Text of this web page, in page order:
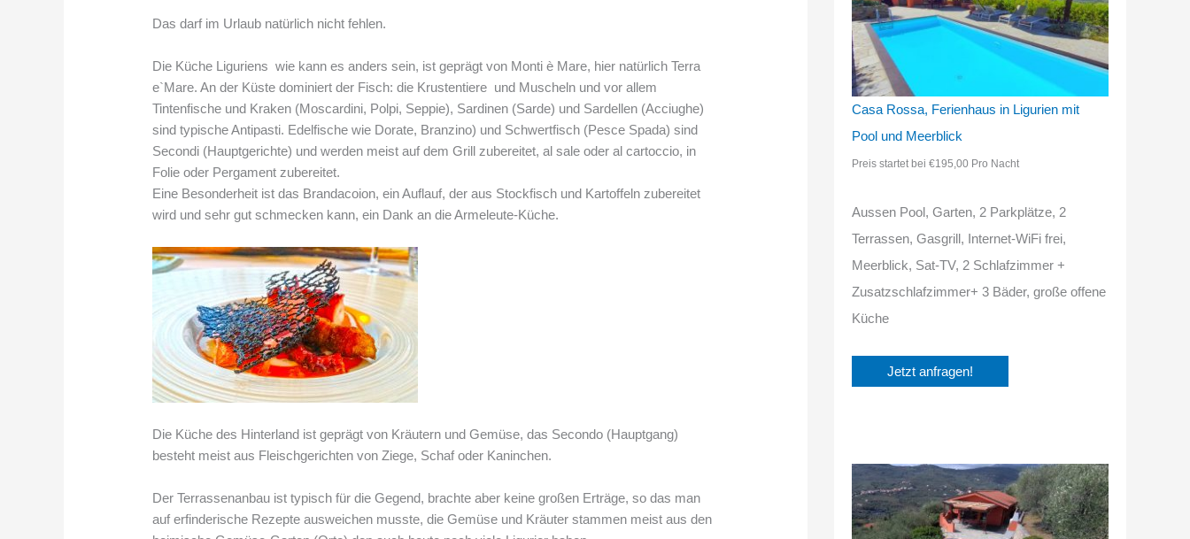
Das darf im Urlaub natürlich nicht fehlen.
Die Küche Liguriens wie kann es anders sein, ist geprägt von Monti è Mare, hier natürlich Terra
e`Mare. An der Küste dominiert der Fisch: die Krustentiere und Muscheln und vor allem
Tintenfische und Kraken (Moscardini, Polpi, Seppie), Sardinen (Sarde) und Sardellen (Acciughe)
sind typische Antipasti. Edelfische wie Dorate, Branzino) und Schwertfisch (Pesce Spada)sind
Secondi (Hauptgerichte) und werden meist auf dem Grill zubereitet, al sale oder al cartoccio, in
Folie oder Pergament zubereitet.
Eine Besonderheit ist das Brandacoion, ein Auflauf, der aus Stockfisch und Kartoffeln zubereitet
wird und sehr gut schmecken kann, ein Dank an die Armeleute-Küche.
Die Küche des Hinterland ist geprägt von Kräutern und Gemüse, das Secondo (Hauptgang)
besteht meist aus Fleischgerichten von Ziege, Schaf oder Kaninchen.
Der Terrassenanbau ist typisch für die Gegend, brachte aber keine großen Erträge, so das man
auf erfinderische Rezepte ausweichen musste, die Gemüse und Kräuter stammen meist aus den
Casa Rossa, Ferienhaus in Ligurien mit
Pool und Meerblick
Preis startet bei €195,00 Pro Nacht
Aussen Pool, Garten, 2 Parkplätze, 2
Terrassen, Gasgrill, Internet-WiFi frei,
Meerblick, Sat-TV, 2 Schlafzimmer +
Zusatzschlafzimmer+ 3 Bäder, große offene
Küche